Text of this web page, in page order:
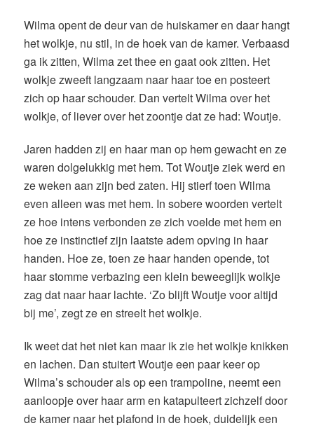
Wilma opent de deur van de huiskamer en daar hangt
het wolkje, nu stil, in de hoek van de kamer. Verbaasd
ga ik zitten, Wilma zet thee en gaat ook zitten. Het
wolkje zweeft langzaam naar haar toe en posteert
zich op haar schouder. Dan vertelt Wilma over het
wolkje, of liever over het zoontje dat ze had: Woutje.
Jaren hadden zij en haar man op hem gewacht en ze
waren dolgelukkig met hem. Tot Woutje ziek werd en
ze weken aan zijn bed zaten. Hij stierf toen Wilma
even alleen was met hem. In sobere woorden vertelt
ze hoe intens verbonden ze zich voelde met hem en
hoe ze instinctief zijn laatste adem opving in haar
handen. Hoe ze, toen ze haar handen opende, tot
haar stomme verbazing een klein beweeglijk wolkje
zag dat naar haar lachte. ‘Zo blijft Woutje voor altijd
bij me’, zegt ze en streelt het wolkje.
Ik weet dat het niet kan maar ik zie het wolkje knikken
en lachen. Dan stuitert Woutje een paar keer op
Wilma’s schouder als op een trampoline, neemt een
aanloopje over haar arm en katapulteert zichzelf door
de kamer naar het plafond in de hoek, duidelijk een